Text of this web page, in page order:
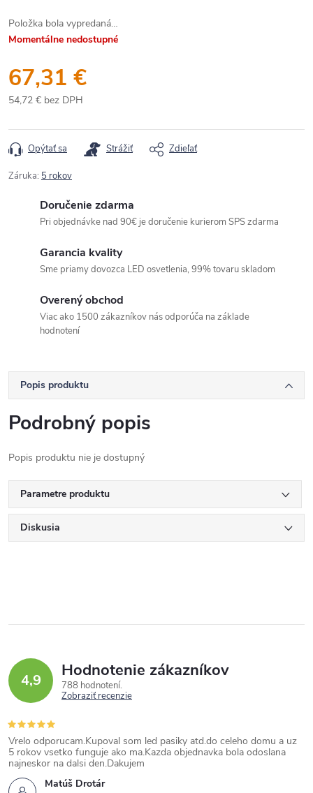
Položka bola vypredaná…
Momentálne nedostupné
67,31 €
54,72 € bez DPH
Opýtať sa Strážiť Zdieľať
Záruka: 5 rokov
Doručenie zdarma
Pri objednávke nad 90€ je doručenie kurierom SPS zdarma
Garancia kvality
Sme priamy dovozca LED osvetlenia, 99% tovaru skladom
Overený obchod
Viac ako 1500 zákazníkov nás odporúča na základe
hodnotení
Popis produktu
Podrobný popis
Popis produktu nie je dostupný
Parametre produktu
Diskusia
4,9 Hodnotenie zákazníkov
788 hodnotení
Zobraziť recenzie
Matúš Drotár
Vrelo odporucam.Kupoval som led pasiky atd.do celeho domu a uz
5 rokov vsetko funguje ako ma.Kazda objednavka bola odoslana
najneskor na dalsi den.Dakujem